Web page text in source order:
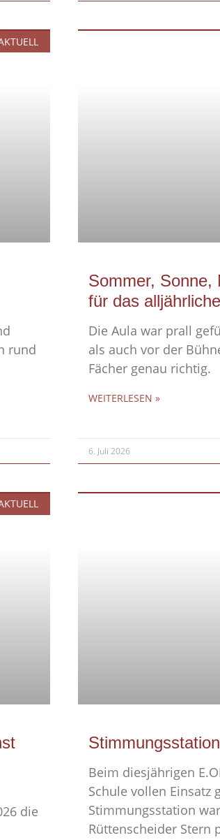
rund
Sommer, Sonne,
für das
Die Aula war prall
als auch vor der
Fächer genau richtig.
WEITERLESEN »
6. Juli 2026
die
Beim diesjährigen
Schule vollen Einsatz
Stimmungsstation
Rüttenscheider Stern